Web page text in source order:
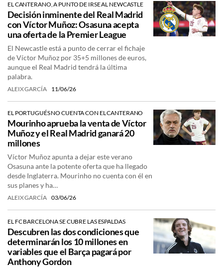
EL CANTERANO, A PUNTO DE IRSE AL NEWCASTLE
Decisión inminente del Real Madrid
con Víctor Muñoz: Osasuna acepta
una oferta de la Premier League
El Newcastle está a punto de cerrar el fichaje
de Víctor Muñoz por 35+5 millones de euros,
aunque el Real Madrid tendrá la última
palabra.
ALEIX GARCÍA 11/06/26
EL PORTUGUÉS NO CUENTA CON EL CANTERANO
Mourinho aprueba la venta de Víctor
Muñoz y el Real Madrid ganará 20
millones
Víctor Muñoz apunta a dejar este verano
Osasuna ante la potente oferta que ha llegado
desde Inglaterra. Mourinho no cuenta con él en
sus planes y ha…
ALEIX GARCÍA 03/06/26
EL FC BARCELONA SE CUBRE LAS ESPALDAS
Descubren las dos condiciones que
determinarán los 10 millones en
variables que el Barça pagará por
Anthony Gordon